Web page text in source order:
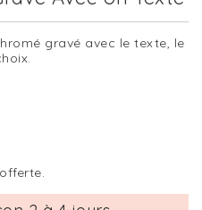
gravé avec le texte, le